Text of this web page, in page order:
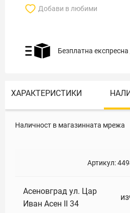
Добави в любими
Безплатна
ХАРАКТЕРИСТИКИ
Наличност в магазинната мрежа
Артикул:
Асеновград ул. Цар
Иван Асен II 34